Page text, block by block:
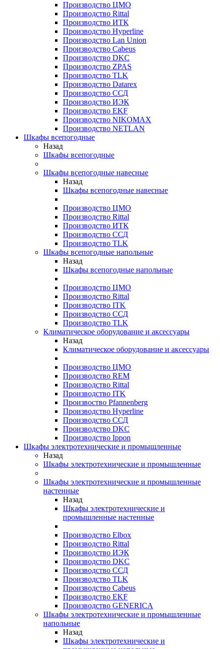
Производство ЦМО
Производство Rittal
Производство ИТК
Производство Hyperline
Производство Lan Union
Производство Cabeus
Производство DKC
Производство ZPAS
Производство TLK
Производство Datarex
Производство ССД
Производство ИЭК
Производство EKF
Производство NIKOMAX
Производство NETLAN
Шкафы всепогодные
Назад
Шкафы всепогодные
Шкафы всепогодные навесные
Назад
Шкафы всепогодные навесные
Производство ЦМО
Производство Rittal
Производство ИТК
Производство ССД
Производство TLK
Шкафы всепогодные напольные
Назад
Шкафы всепогодные напольные
Производство ЦМО
Производство Rittal
Производство ITK
Производство ССД
Производство TLK
Климатическое оборудование и аксессуары
Назад
Климатическое оборудование и аксессуары
Производство ЦМО
Производство REM
Производство Rittal
Производство ITK
Произвоство Pfannenberg
Производство Hyperline
Производство ССД
Производство DKC
Производство Ippon
Шкафы электротехнические и промышленные
Назад
Шкафы электротехнические и промышленные
Шкафы электротехнические и промышленные
настенные
Назад
Шкафы электротехнические и
промышленные настенные
Производство Elbox
Производство Rittal
Производство ИЭК
Производство DKC
Производство ССД
Производство TLK
Производство Cabeus
Производство EKF
Производство GENERICA
Шкафы электротехнические и промышленные
напольные
Назад
Шкафы электротехнические и